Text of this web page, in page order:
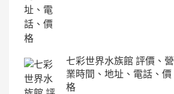
七彩世界水族館 評價、營
業時間、地址、電話、價
格